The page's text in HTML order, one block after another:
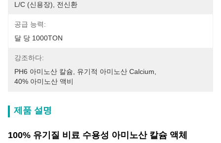
L/C (신용장), 전신환
공급 능력:
달 당 1000TON
강조하다:
PH6 아미노산 칼슘
유기적 아미노산 Calcium
40% 아미노산 액비
제품 설명
100% 유기질 비료 수용성 아미노산 칼슘 액체